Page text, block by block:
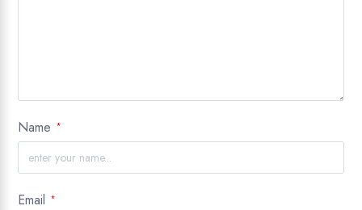
Name *
Email *